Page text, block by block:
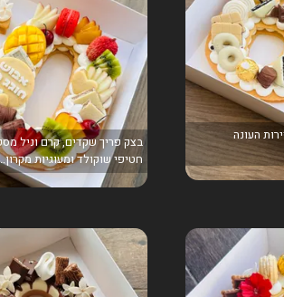
העונה
בצק פריך שקדים, קרם וניל
חטיפי שוקולד ומעוגיות